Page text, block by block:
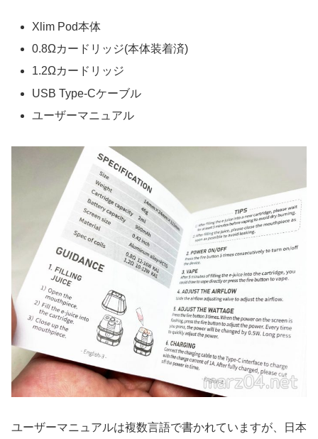
Xlim Pod本体
0.8Ωカードリッジ(本体装着済)
1.2Ωカードリッジ
USB Type-Cケーブル
ユーザーマニュアル
ユーザーマニュアルは複数言語で書かれていますが、日本